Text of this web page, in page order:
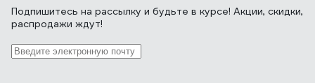
Подпишитесь на рассылку и будьте в курсе! Акции, скидки,
распродажи ждут!